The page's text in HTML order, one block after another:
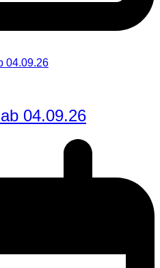
04.09.26